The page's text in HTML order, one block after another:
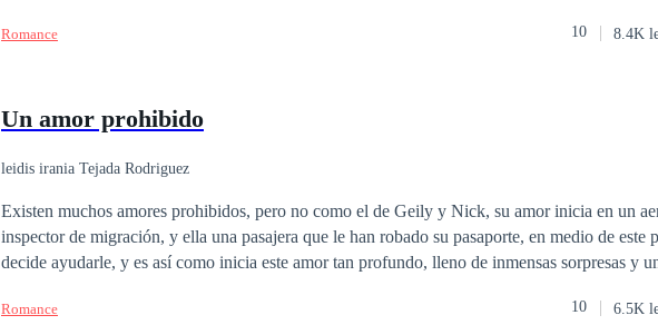
Romance 10 8.4K
Un amor prohibido
leidis irania Tejada Rodriguez
Existen muchos amores prohibidos, pero no como el de Geily y Nick, su amor inicia en un
inspector de migración, y ella una pasajera que le han robado su pasaporte, en medio de este problema Nick
decide ayudarle, y es así como inicia este amor tan profundo, lleno de inmensas sorpresas y
adictivo e incontrolable...
Romance 10 6.5K